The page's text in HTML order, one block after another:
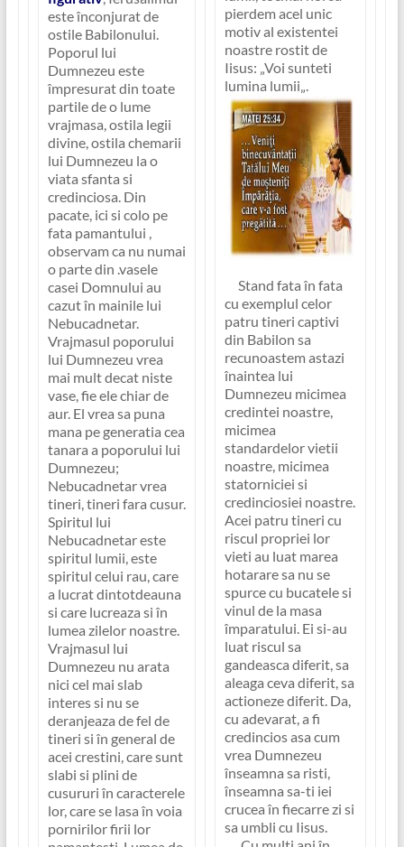
este înconjurat de
ostile Babilonului.
Poporul lui
Dumnezeu este
împresurat din toate
partile de o lume
vrajmasa, ostila legii
divine, ostila chemarii
lui Dumnezeu la o
viata sfanta si
credinciosa. Din
pacate, ici si colo pe
fata pamantului ,
observam ca nu numai
o parte din .vasele
casei Domnului au
cazut în mainile lui
Nebucadnetar.
Vrajmasul poporului
lui Dumnezeu vrea
mai mult decat niste
vase, fie ele chiar de
aur. El vrea sa puna
mana pe generatia cea
tanara a poporului lui
Dumnezeu;
Nebucadnetar vrea
tineri, tineri fara cusur.
Spiritul lui
Nebucadnetar este
spiritul lumii, este
spiritul celui rau, care
a lucrat dintotdeauna
si care lucreaza si în
lumea zilelor noastre.
Vrajmasul lui
Dumnezeu nu arata
nici cel mai slab
interes si nu se
deranjeaza de fel de
tineri si în general de
acei crestini, care sunt
slabi si plini de
cusururi în caracterele
lor, care se lasa în voia
pornirilor firii lor
pierdem acel unic
motiv al existentei
noastre rostit de
Iisus: „Voi sunteti
lumina lumii„.
Stand fata în fata
cu exemplul celor
patru tineri captivi
din Babilon sa
recunoastem astazi
înaintea lui
Dumnezeu micimea
credintei noastre,
micimea
standardelor vietii
noastre, micimea
statorniciei si
credinciosiei noastre.
Acei patru tineri cu
riscul propriei lor
vieti au luat marea
hotarare sa nu se
spurce cu bucatele si
vinul de la masa
împaratului. Ei si-au
luat riscul sa
gandeasca diferit, sa
aleaga ceva diferit, sa
actioneze diferit. Da,
cu adevarat, a fi
credincios asa cum
vrea Dumnezeu
înseamna sa risti,
înseamna sa-ti iei
crucea în fiecarre zi si
sa umbli cu Iisus.